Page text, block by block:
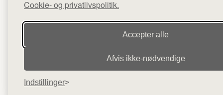
Cookie- og privatlivspolitik.
Accepter alle
Afvis ikke‑nødvendige
Indstillinger